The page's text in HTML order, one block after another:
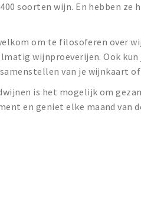
soorten wijn. En hebben
om te filosoferen over
wijnproeverijen. Ook
van je wijnkaart
is het mogelijk om
en geniet elke maand van